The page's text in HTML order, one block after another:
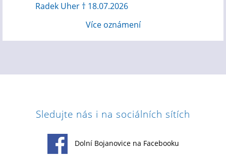
Radek Uher † 18.07.2026
Více oznámení
Sledujte nás i na sociálních sítích
Dolní Bojanovice na Facebooku